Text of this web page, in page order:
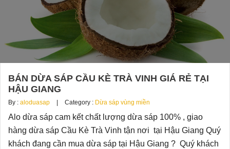
BÁN DỪA SÁP CẦU KÈ TRÀ VINH GIÁ RẺ TẠI
HẬU GIANG
By : aloduasap Category : Dừa sáp vùng miền
Alo dừa sáp cam kết chất lượng dừa sáp 100% , giao
hàng dừa sáp Cầu Kè Trà Vinh tận nơi tại Hậu Giang Quý
khách đang cần mua dừa sáp tại Hậu Giang ? Quý khách